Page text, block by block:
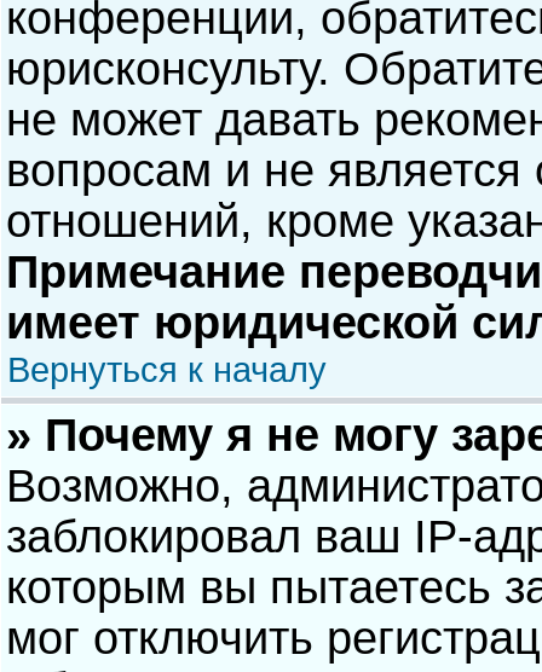
конференции,
юрисконсульту.
не может давать
вопросам и не
отношений, кроме
Примечание
имеет юридической
Вернуться к началу
» Почему я не могу
Возможно,
заблокировал ваш IP-
которым вы пытаетесь
мог отключить